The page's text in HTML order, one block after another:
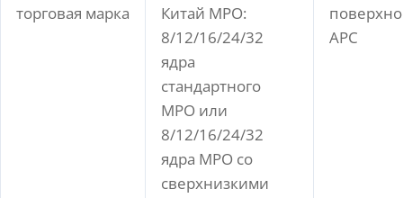
торговая марка
Китай MPO:
8/12/16/24/32
ядра
стандартного
MPO или
8/12/16/24/32
ядра MPO со
сверхнизкими
APC